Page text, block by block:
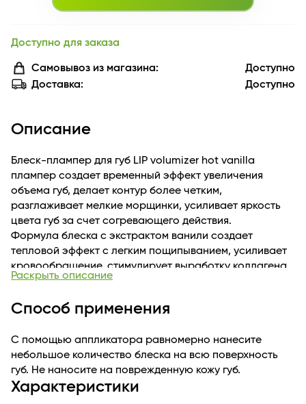
Доступно для заказа
Самовывоз из магазина:
Доступно
Доставка:
Доступно
Описание
Блеск-плампер для губ LIP volumizer hot vanilla
плампер создает временный эффект увеличения
объема губ, делает контур более четким,
разглаживает мелкие морщинки, усиливает яркость
цвета губ за счет согревающего действия.
Формула блеска с экстрактом ванили создает
тепловой эффект с легким пощипыванием, усиливает
кровообращение, стимулирует выработку коллагена
и эластина, способствует разглаживанию губ и
6 нюдовых оттенков с мерцающим шиммером
роскошное сияние, дополнительный объем и
гладкость.
Комфортная нелипкая текстура легко наносится,
долго держится, не растекается за контур губ.
Раскрыть описание
Способ применения
С помощью аппликатора равномерно нанесите
небольшое количество блеска на всю поверхность
губ. Не наносите на поврежденную кожу губ.
Характеристики